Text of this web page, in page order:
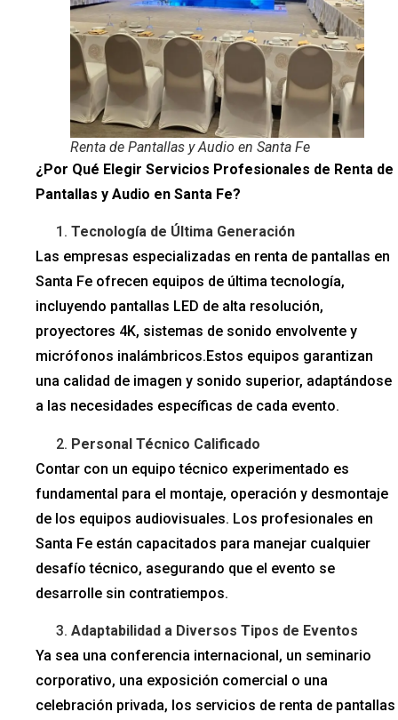
Renta de Pantallas y Audio en Santa Fe
¿Por Qué Elegir Servicios Profesionales de Renta de
Pantallas y Audio en Santa Fe?
Tecnología de Última Generación
Las empresas especializadas en renta de pantallas en
Santa Fe ofrecen equipos de última tecnología,
incluyendo pantallas LED de alta resolución,
proyectores 4K, sistemas de sonido envolvente y
micrófonos inalámbricos.Estos equipos garantizan
una calidad de imagen y sonido superior, adaptándose
a las necesidades específicas de cada evento.
Personal Técnico Calificado
Contar con un equipo técnico experimentado es
fundamental para el montaje, operación y desmontaje
de los equipos audiovisuales. Los profesionales en
Santa Fe están capacitados para manejar cualquier
desafío técnico, asegurando que el evento se
desarrolle sin contratiempos.
Adaptabilidad a Diversos Tipos de Eventos
Ya sea una conferencia internacional, un seminario
corporativo, una exposición comercial o una
celebración privada, los servicios de renta de pantallas